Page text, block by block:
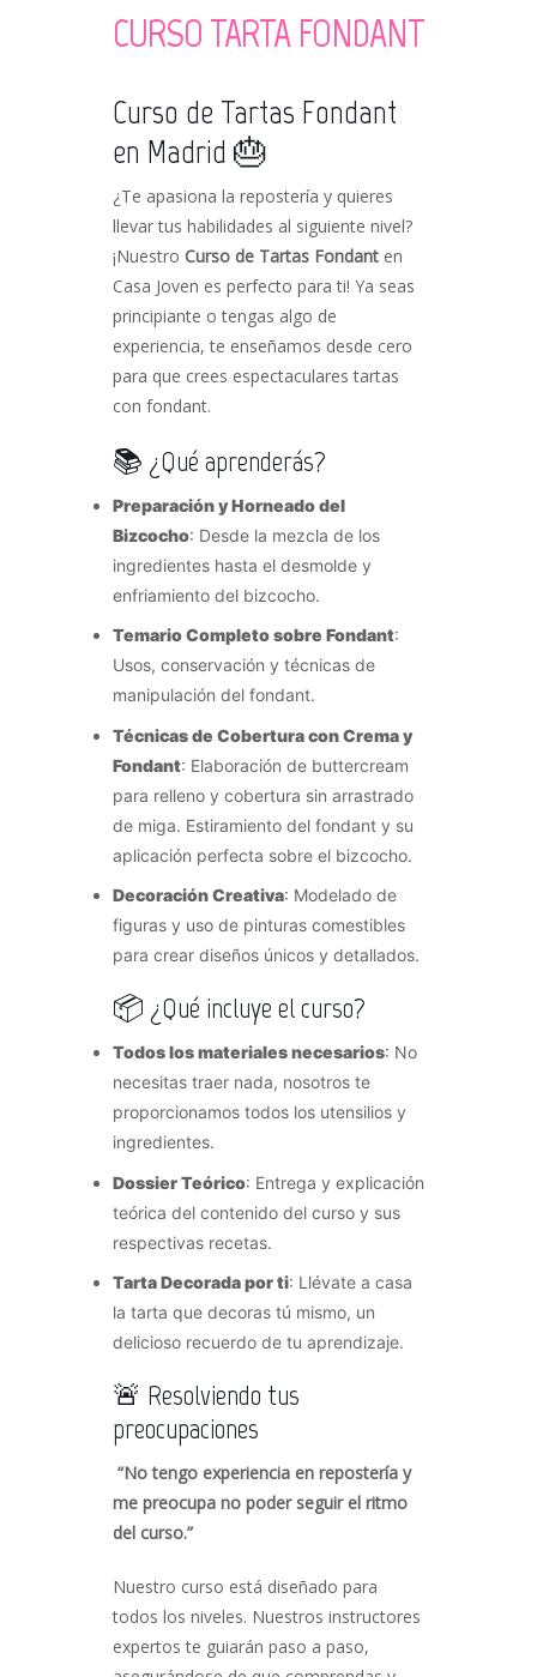
CURSO TARTA FONDANT
Curso de Tartas Fondant
en Madrid 🎂
¿Te apasiona la repostería y quieres
llevar tus habilidades al siguiente nivel?
¡Nuestro Curso de Tartas Fondant en
Casa Joven es perfecto para ti! Ya seas
principiante o tengas algo de
experiencia, te enseñamos desde cero
para que crees espectaculares tartas
con fondant.
📚 ¿Qué aprenderás?
Preparación y Horneado del
Bizcocho: Desde la mezcla de los
ingredientes hasta el desmolde y
enfriamiento del bizcocho.
Temario Completo sobre Fondant:
Usos, conservación y técnicas de
manipulación del fondant.
Técnicas de Cobertura con Crema y
Fondant: Elaboración de buttercream
para relleno y cobertura sin arrastrado
de miga. Estiramiento del fondant y su
aplicación perfecta sobre el bizcocho.
Decoración Creativa: Modelado de
figuras y uso de pinturas comestibles
para crear diseños únicos y detallados.
📦 ¿Qué incluye el curso?
Todos los materiales necesarios: No
necesitas traer nada, nosotros te
proporcionamos todos los utensilios y
ingredientes.
Dossier Teórico: Entrega y explicación
teórica del contenido del curso y sus
respectivas recetas.
Tarta Decorada por ti: Llévate a casa
la tarta que decoras tú mismo, un
delicioso recuerdo de tu aprendizaje.
🚨 Resolviendo tus
preocupaciones
“No tengo experiencia en repostería y
me preocupa no poder seguir el ritmo
del curso.”
Nuestro curso está diseñado para
todos los niveles. Nuestros instructores
expertos te guiarán paso a paso,